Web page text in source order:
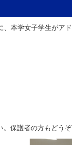
本学女子学生がアド
保護者の方もどう